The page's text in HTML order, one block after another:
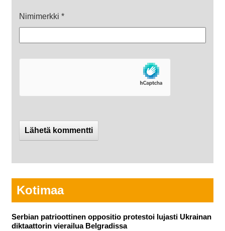
Nimimerkki *
Kotimaa
Serbian patrioottinen oppositio protestoi lujasti Ukrainan
diktaattorin vierailua Belgradissa